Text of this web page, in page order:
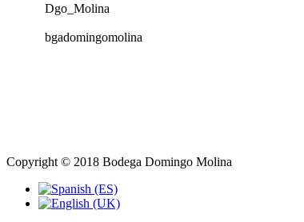
Dgo_Molina
bgadomingomolina
Copyright © 2018 Bodega Domingo Molina